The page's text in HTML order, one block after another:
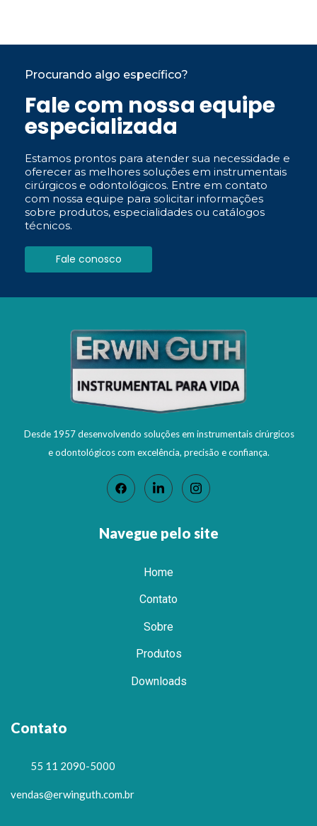
Procurando algo específico?
Fale com nossa equipe
especializada
Estamos prontos para atender sua necessidade e
oferecer as melhores soluções em instrumentais
cirúrgicos e odontológicos. Entre em contato
com nossa equipe para solicitar informações
sobre produtos, especialidades ou catálogos
técnicos.
Fale conosco
Desde 1957 desenvolvendo soluções em instrumentais cirúrgicos
e odontológicos com excelência, precisão e confiança.
Navegue pelo site
Home
Contato
Sobre
Produtos
Downloads
Contato
55 11 2090-5000
vendas@erwinguth.com.br